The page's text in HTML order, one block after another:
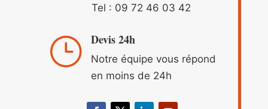
Tel : 09 72 46 03 42
} Devis 24h
Notre équipe vous répond
en moins de 24h